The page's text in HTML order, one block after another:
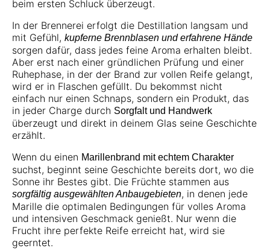
Wenn du einen Marillenbrand mit echtem Charakter
suchst, beginnt seine Geschichte bereits dort, wo die
Sonne ihr Bestes gibt. Die Früchte stammen aus
sorgfältig ausgewählten Anbaugebieten, in denen jede
Marille die optimalen Bedingungen für volles Aroma
und intensiven Geschmack genießt. Nur wenn die
Frucht ihre perfekte Reife erreicht hat, wird sie
geerntet.
beim ersten Schluck überzeugt.
In der Brennerei erfolgt die Destillation langsam und
mit Gefühl, kupferne Brennblasen und erfahrene Hände
sorgen dafür, dass jedes feine Aroma erhalten bleibt.
Aber erst nach einer gründlichen Prüfung und einer
Ruhephase, in der der Brand zur vollen Reife gelangt,
wird er in Flaschen gefüllt. Du bekommst nicht
einfach nur einen Schnaps, sondern ein Produkt, das
in jeder Charge durch Sorgfalt und Handwerk
überzeugt und direkt in deinem Glas seine Geschichte
erzählt.